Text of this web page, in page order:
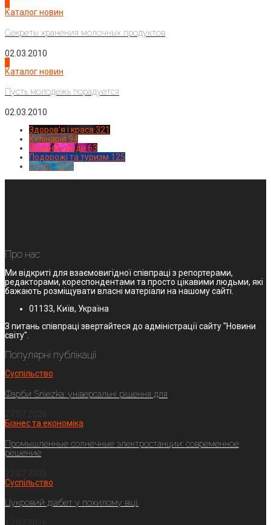
Каталог новин
Секреты хранения молочных продуктов
02.03.2010
Каталог новин
Пусть молодежь порадуется
02.03.2010
Здоров'я і краса 321
Кулінарія 94
Новинки моди 63
Подорожі та туризм 125
Спорт1224
Про нас
Ми відкриті для взаємовигідної співпраці з репортерами,
редакторами, кореспондентами та просто цікавими людьми, які
бажають розміщувати власні матеріали на нашому сайті.
01133, Київ, Україна
З питань співпраці звертайтеся до адміністрації сайту "Новини
світу".
Популярні публікації
Суспільство
Фарби Sniezka: універсальні рішення для
Бізнес та економіка
Промышленные солнечные электростанции: современное
решение
Суспільство
Цукровий діабет у похилому віці: